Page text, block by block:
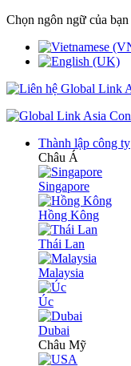
Chọn ngôn ngữ của bạn
Thành lập công ty
Châu Á
Singapore
Hồng Kông
Thái Lan
Malaysia
Úc
Dubai
Châu Mỹ